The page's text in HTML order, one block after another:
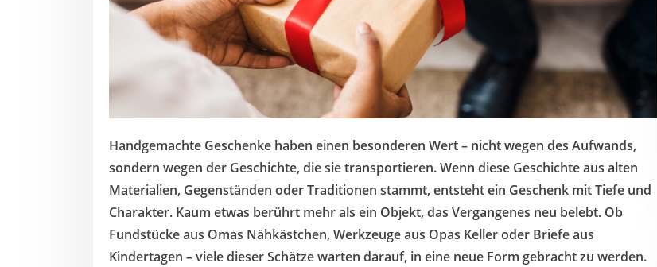
Handgemachte Geschenke haben einen besonderen Wert – nicht wegen des Aufwands,
sondern wegen der Geschichte, die sie transportieren. Wenn diese Geschichte aus alten
Materialien, Gegenständen oder Traditionen stammt, entsteht ein Geschenk mit Tiefe und
Charakter. Kaum etwas berührt mehr als ein Objekt, das Vergangenes neu belebt. Ob
Fundstücke aus Omas Nähkästchen, Werkzeuge aus Opas Keller oder Briefe aus
Kindertagen – viele dieser Schätze warten darauf, in eine neue Form gebracht zu werden.